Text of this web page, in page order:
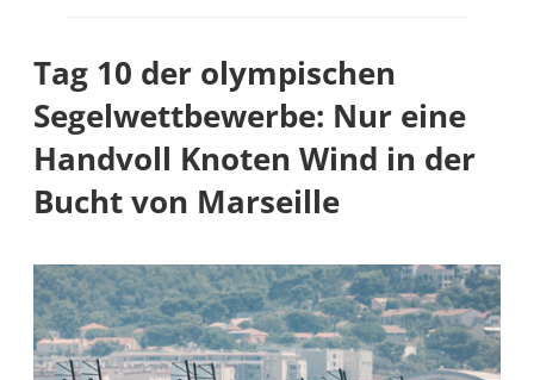
Tag 10 der olympischen
Segelwettbewerbe: Nur eine
Handvoll Knoten Wind in der
Bucht von Marseille